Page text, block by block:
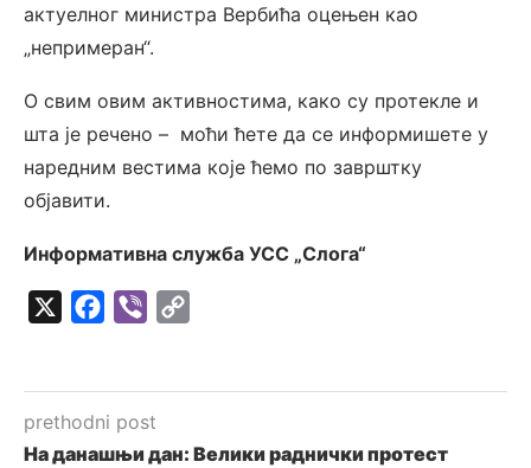
актуелног министра Вербића оцењен као
„непримеран“.
О свим овим активностима, како су протекле и
шта је речено – моћи ћете да се информишете у
наредним вестима које ћемо по заврштку
објавити.
Информативна служба УСС „Слога“
Facebook
Viber
prethodni post
На данашњи дан: Велики раднички протест